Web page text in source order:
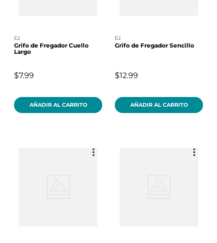
ez
Grifo de Fregador Cuello
Largo
$7.99
AÑADIR AL CARRITO
ez
Grifo de Fregador Sencillo
$12.99
AÑADIR AL CARRITO